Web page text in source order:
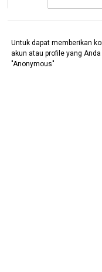
Untuk dapat memberikan
akun atau profile yang
"Anonymous"